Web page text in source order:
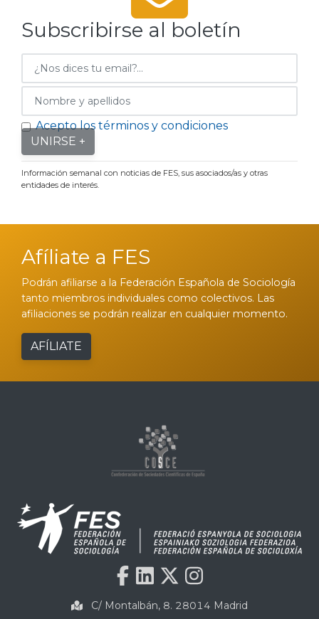
Subscribirse al boletín
Acepto los términos y condiciones
UNIRSE +
Información semanal con noticias de FES, sus asociados/as y otras
entidades de interés.
Afíliate a FES
Podrán afiliarse a la Federación Española de Sociología
tanto miembros individuales como colectivos. Las
afiliaciones se podrán realizar en cualquier momento.
AFÍLIATE
C/ Montalbán, 8. 28014 Madrid